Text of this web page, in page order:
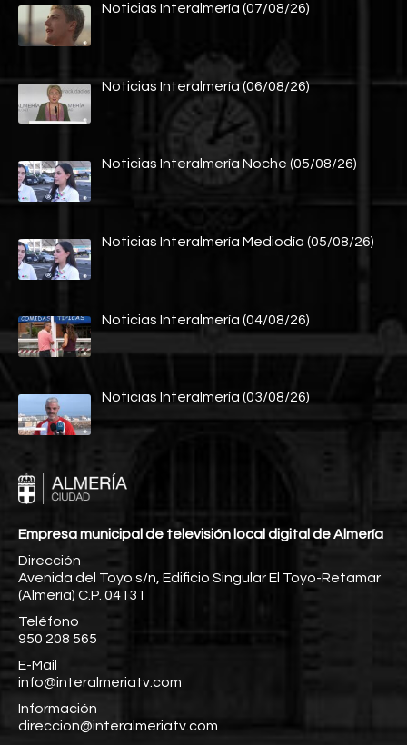
Noticias Interalmería (07/08/26)
Noticias Interalmería (06/08/26)
Noticias Interalmería Noche (05/08/26)
Noticias Interalmería Mediodía (05/08/26)
Noticias Interalmería (04/08/26)
Noticias Interalmería (03/08/26)
Empresa municipal de televisión local digital de Almería
Dirección
Avenida del Toyo s/n, Edificio Singular El Toyo-Retamar
(Almería) C.P. 04131
Teléfono
950 208 565
E-Mail
info@interalmeriatv.com
Información
direccion@interalmeriatv.com